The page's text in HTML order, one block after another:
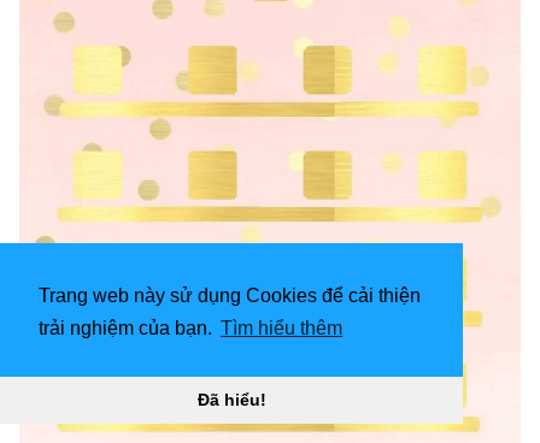
Trang web này sử dụng Cookies để cải thiện
trải nghiệm của bạn. Tìm hiểu thêm
Đã hiểu!